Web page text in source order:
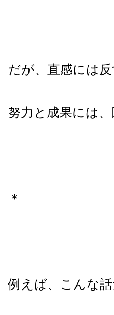
だが、直感には反
努力と成果には
＊
例えば、こんな話